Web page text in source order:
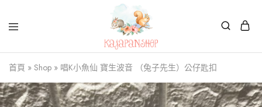
Kajapanshop
日
韓
百
貨
店
首頁 » Shop » 唱K小魚仙 寶生波音 （兔子先生）公仔匙扣